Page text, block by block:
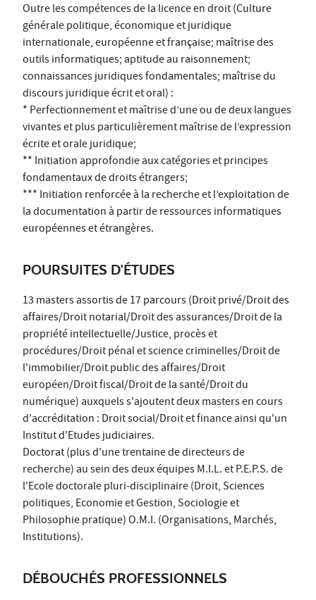
Outre les compétences de la licence en droit (Culture
générale politique, économique et juridique
internationale, européenne et française; maîtrise des
outils informatiques; aptitude au raisonnement;
connaissances juridiques fondamentales; maîtrise du
discours juridique écrit et oral) :
* Perfectionnement et maîtrise d’une ou de deux langues
vivantes et plus particulièrement maîtrise de l’expression
écrite et orale juridique;
** Initiation approfondie aux catégories et principes
fondamentaux de droits étrangers;
*** Initiation renforcée à la recherche et l’exploitation de
la documentation à partir de ressources informatiques
européennes et étrangères.
POURSUITES D'ÉTUDES
13 masters assortis de 17 parcours (Droit privé/Droit des
affaires/Droit notarial/Droit des assurances/Droit de la
propriété intellectuelle/Justice, procès et
procédures/Droit pénal et science criminelles/Droit de
l'immobilier/Droit public des affaires/Droit
européen/Droit fiscal/Droit de la santé/Droit du
numérique) auxquels s'ajoutent deux masters en cours
d'accréditation : Droit social/Droit et finance ainsi qu'un
Institut d'Etudes judiciaires.
Doctorat (plus d'une trentaine de directeurs de
recherche) au sein des deux équipes M.I.L. et P.E.P.S. de
l'Ecole doctorale pluri-disciplinaire (Droit, Sciences
politiques, Economie et Gestion, Sociologie et
Philosophie pratique) O.M.I. (Organisations, Marchés,
Institutions).
DÉBOUCHÉS PROFESSIONNELS